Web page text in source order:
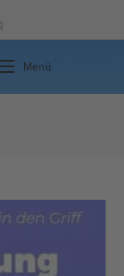
Menü